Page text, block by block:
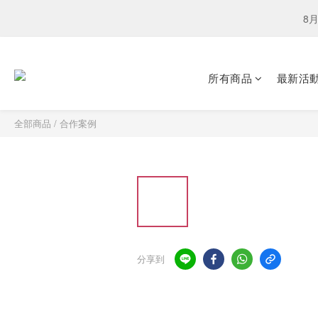
下單
下單
所有商品 最新活
全部商品 / 合作案例
分享到